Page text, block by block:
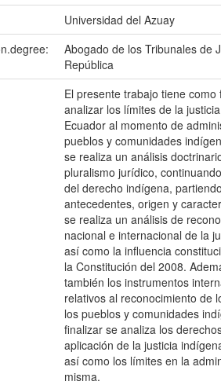
Universidad del Azuay
Abogado de los Tribunales de
República
El presente trabajo tiene como
analizar los límites de la
Ecuador al momento de
pueblos y comunidades
se realiza un análisis
pluralismo jurídico,
del derecho indígena,
antecedentes, origen y
se realiza un análisis de
nacional e internacional de la
así como la influencia
la Constitución del 2008.
también los instrumentos
relativos al reconocimiento de
los pueblos y comunidades
finalizar se analiza los
aplicación de la justicia
así como los límites en la
misma.